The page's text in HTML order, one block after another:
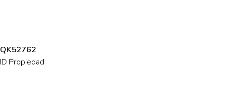
QK52762
ID Propiedad